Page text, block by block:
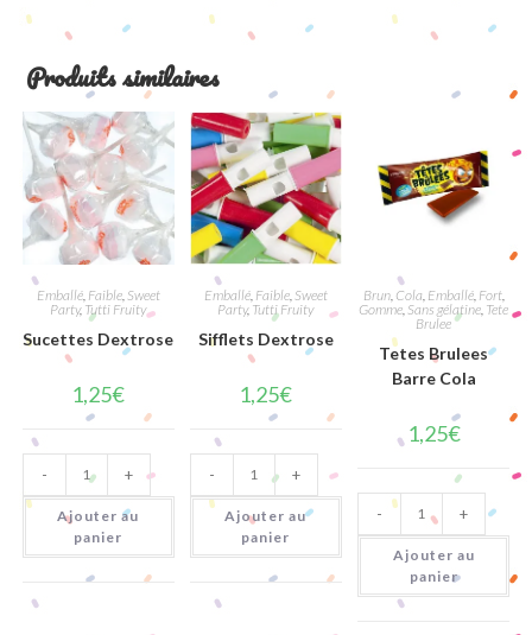
Produits similaires
Emballé, Faible, Sweet
Party,Tutti Fruity
Sucettes Dextrose
1,25€
quantité
de
Sucettes
Dextrose
- +
Ajouter au
panier
Emballé, Faible, Sweet
Party,Tutti Fruity
Sifflets Dextrose
1,25€
quantité
de
Sifflets
Dextrose
- +
Ajouter au
panier
Brun, Cola Emballé, Fort,
Gomme Sans gélatine Tete
Brulee
Tetes Brulees
Barre Cola
1,25€
quantité
de
Tetes
Brulees
Barre
Cola
- +
Ajouter au
panier